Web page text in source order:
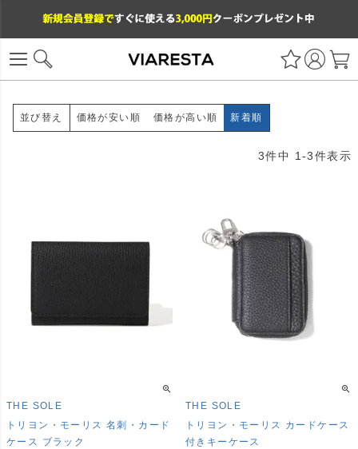
並び替え 価格が安い順 価格が高い順 新着順
3件中 1 -3件表示
THE SOLE
トリヨン・モーリス 名刺・カード
ケース ブラック
THE SOLE
トリヨン・モーリス カードケース
付きキーケース